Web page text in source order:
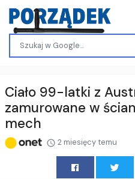
Ciało 99-latki z
zamurowane w
mech
2 miesięcy temu